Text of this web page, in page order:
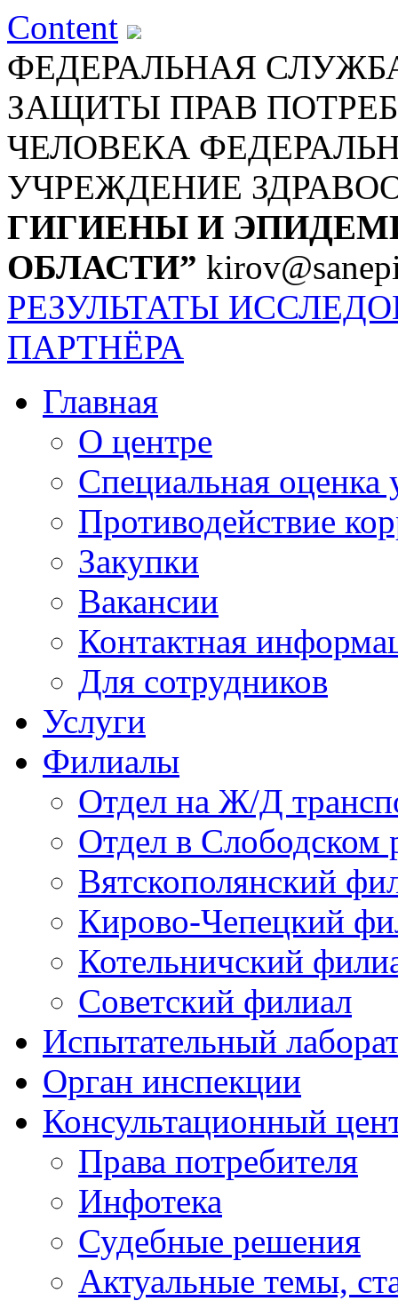
Content
ФЕДЕРАЛЬНАЯ
ЗАЩИТЫ ПРАВ
ЧЕЛОВЕКА
УЧРЕЖДЕНИЕ
ГИГИЕНЫ И
ОБЛАСТИ”
РЕЗУЛЬТАТЫ
ПАРТНЁРА
Главная
О центре
Специальная оценка
Противодействие
Закупки
Вакансии
Контактная
Для сотрудников
Услуги
Филиалы
Отдел на Ж/Д
Отдел в Слободском
Вятскополянский
Кирово-Чепецкий
Котельничский
Советский филиал
Испытательный
Орган инспекции
Консультационный
Права потребителя
Инфотека
Судебные решения
Актуальные темы,